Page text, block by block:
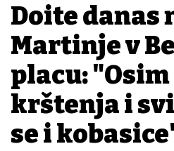
Dođite danas
Martinje v
placu:
krštenja i
se i